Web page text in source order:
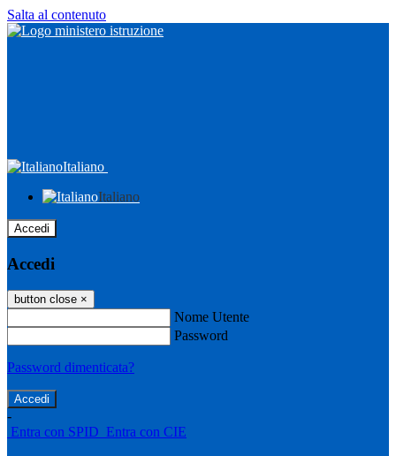
Salta al contenuto
Italiano
Italiano
Accedi
Accedi
button close ×
Nome Utente
Password
Password dimenticata?
-
Entra con SPID Entra con CIE